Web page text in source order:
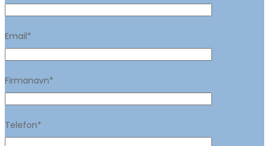
Email*
Firmanavn*
Telefon*